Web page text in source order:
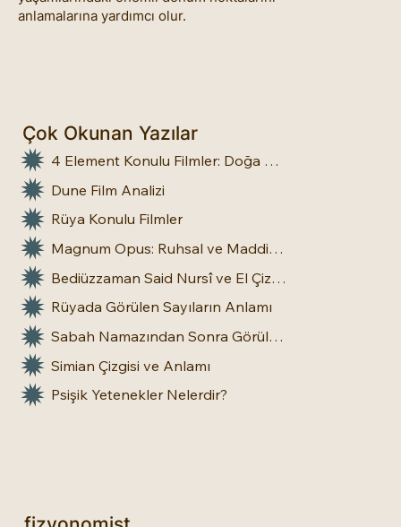
anlamalarına yardımcı olur.
Çok Okunan Yazılar
4 Element Konulu Filmler: Doğa Üstü Güçler
Dune Film Analizi
Rüya Konulu Filmler
Magnum Opus: Ruhsal ve Maddi Dönüşümün Büyük Eseri
Bediüzzaman Said Nursî ve El Çizgileri: İnsan Doğasına Dair Bir Bakış
Rüyada Görülen Sayıların Anlamı
Sabah Namazından Sonra Görülen Rüya Gerçek Olur mu?
Simian Çizgisi ve Anlamı
Psişik Yetenekler Nelerdir?